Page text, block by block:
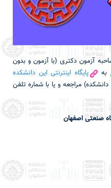
آزمون دکتری (با آزمون و بدون
به
پایگاه اینترنتی این دانشکده
مراجعه و یا با شماره تلفن
صنعتی اصفهان